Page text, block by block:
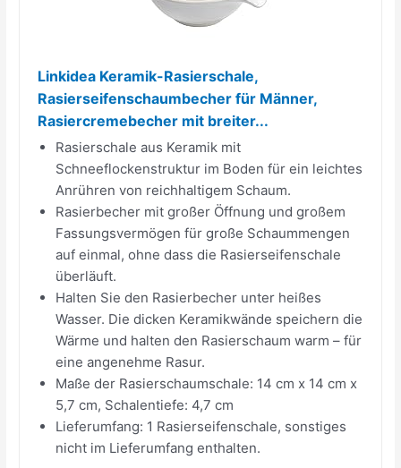
Linkidea Keramik-Rasierschale,
Rasierseifenschaumbecher für Männer,
Rasiercremebecher mit breiter...
Rasierschale aus Keramik mit
Schneeflockenstruktur im Boden für ein leichtes
Anrühren von reichhaltigem Schaum.
Rasierbecher mit großer Öffnung und großem
Fassungsvermögen für große Schaummengen
auf einmal, ohne dass die Rasierseifenschale
überläuft.
Halten Sie den Rasierbecher unter heißes
Wasser. Die dicken Keramikwände speichern die
Wärme und halten den Rasierschaum warm – für
eine angenehme Rasur.
Maße der Rasierschaumschale: 14 cm x 14 cm x
5,7 cm, Schalentiefe: 4,7 cm
Lieferumfang: 1 Rasierseifenschale, sonstiges
nicht im Lieferumfang enthalten.